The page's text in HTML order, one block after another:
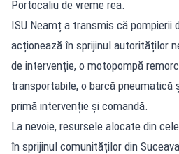
Portocaliu de vreme rea.
ISU Neamț a transmis că pompierii
acționează în sprijinul autorităților
de intervenție, o motopompă
transportabile, o barcă pneumatică
primă intervenție și comandă.
La nevoie, resursele alocate din
în sprijinul comunităților din